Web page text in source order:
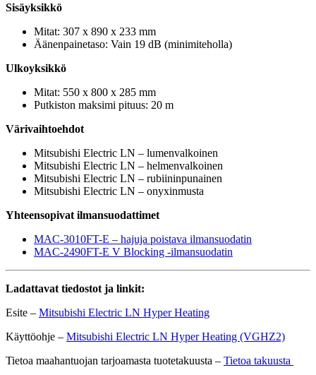
Sisäyksikkö
Mitat: 307 x 890 x 233 mm
Äänenpainetaso: Vain 19 dB (minimiteholla)
Ulkoyksikkö
Mitat: 550 x 800 x 285 mm
Putkiston maksimi pituus: 20 m
Värivaihtoehdot
Mitsubishi Electric LN – lumenvalkoinen
Mitsubishi Electric LN – helmenvalkoinen
Mitsubishi Electric LN – rubiininpunainen
Mitsubishi Electric LN – onyxinmusta
Yhteensopivat ilmansuodattimet
MAC-3010FT-E – hajuja poistava ilmansuodatin
MAC-2490FT-E V Blocking -ilmansuodatin
Ladattavat tiedostot ja linkit:
Esite – Mitsubishi Electric LN Hyper Heating
Käyttöohje – Mitsubishi Electric LN Hyper Heating (VGHZ2)
Tietoa maahantuojan tarjoamasta tuotetakuusta – Tietoa takuusta